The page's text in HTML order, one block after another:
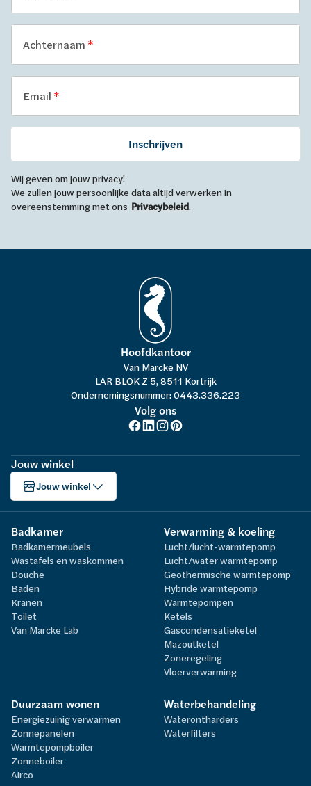
Achternaam
Email
Inschrijven
Wij geven om jouw privacy!
We zullen jouw persoonlijke data altijd verwerken in
overeenstemming met ons Privacybeleid.
Hoofdkantoor
Van Marcke NV
LAR BLOK Z 5, 8511 Kortrijk
Ondernemingsnummer: 0443.336.223
Volg ons
Jouw winkel
Jouw winkel
Badkamer
Badkamermeubels
Wastafels en waskommen
Douche
Baden
Kranen
Toilet
Van Marcke Lab
Verwarming & koeling
Lucht/lucht-warmtepomp
Lucht/water warmtepomp
Geothermische warmtepomp
Hybride warmtepomp
Warmtepompen
Ketels
Gascondensatieketel
Mazoutketel
Zoneregeling
Vloerverwarming
Duurzaam wonen
Energiezuinig verwarmen
Zonnepanelen
Warmtepompboiler
Zonneboiler
Airco
Waterbehandeling
Waterontharders
Waterfilters